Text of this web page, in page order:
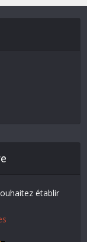
établir